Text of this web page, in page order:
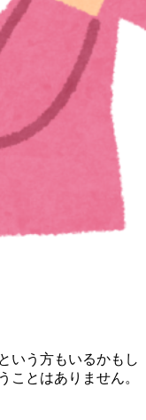
いう方もいるかもし
ことはありません。